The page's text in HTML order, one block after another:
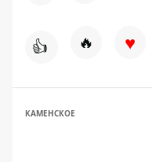
👍 🔥 ♥
КАМЕНСКОЕ